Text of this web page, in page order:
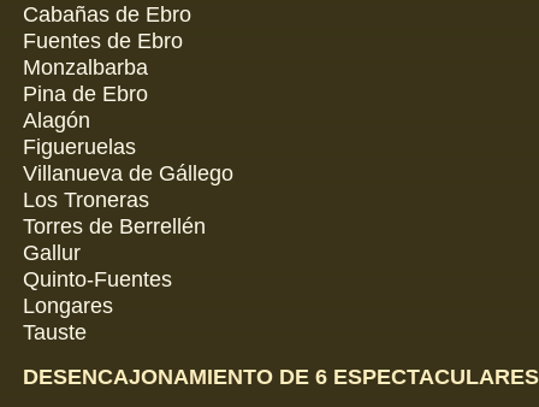
Cabañas de Ebro
Fuentes de Ebro
Monzalbarba
Pina de Ebro
Alagón
Figueruelas
Villanueva de Gállego
Los Troneras
Torres de Berrellén
Gallur
Quinto-Fuentes
Longares
Tauste
DESENCAJONAMIENTO DE 6